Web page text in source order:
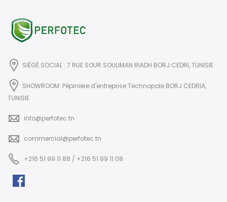
SIÉGÉ SOCIAL : 7 RUE SOUR SOULIMAN RIADH BORJ CEDRI, TUNISIE
SHOWROOM: Pépinière d'entreprise Technopole BORJ CEDRIA,
TUNISIE
info@perfotec.tn
commercial@perfotec.tn
+216 51 99 11 88 / +216 51 99 11 08